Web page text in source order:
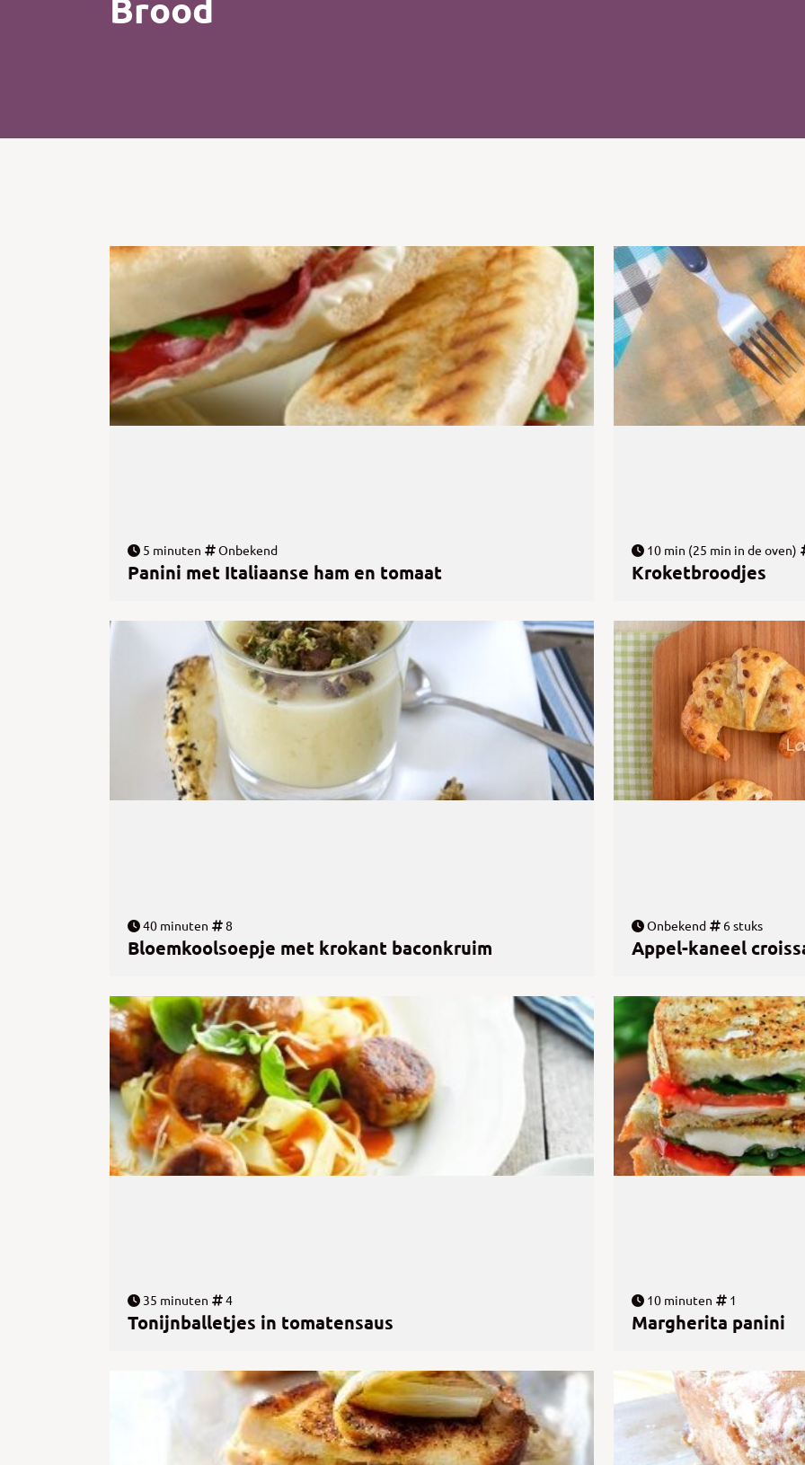
Salade
Vis
Vlees
5 minuten Onbekend
Panini met Italiaanse ham en tomaat
10 min (25 min in de oven)
Kroketbroodjes
40 minuten 8
Bloemkoolsoepje met krokant baconkruim
Onbekend 6 stuks
Appel-kaneel
35 minuten 4
Tonijnballetjes in tomatensaus
10 minuten 1
Margherita panini